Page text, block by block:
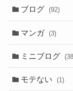
ブログ (92)
マンガ (3)
ミニブログ
モテない (1)